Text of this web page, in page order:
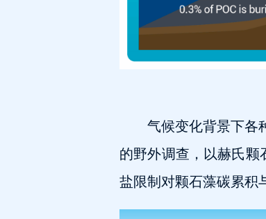
气候变化背景下各
的野外调查，以赫氏
盐限制对颗石藻碳累积